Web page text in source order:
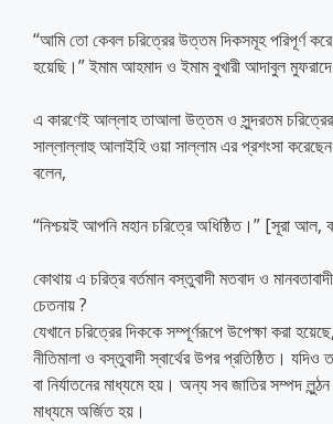
“আমি তো কেবল চরিত্রের উত্তম দিকসমূহ পরিপূর্ণ করে
হয়েছি।” ইমাম আহমাদ ও ইমাম বুখারী আদাবুল মুফরাদে
এ কারণেই আল্লাহ তাআলা উত্তম ও সুন্দরতম চরিত্রের
সাল্লাল্লাহু আলাইহি ওয়া সাল্লাম এর প্রশংসা
বলেন,
“নিশ্চয়ই আপনি মহান চরিত্রে অধিষ্ঠিত।” [সূরা আল,
কোথায় এ চরিত্র বর্তমান বস্তুবাদী মতবাদ ও
চেতনায় ?
যেখানে চরিত্রের দিককে সম্পূর্ণরূপে উপেক্ষা করা
নীতিমালা ও বস্তুবাদী স্বার্থের উপর প্রতিষ্ঠিত।
বা নির্যাতনের মাধ্যমে হয়। অন্য সব জাতির সম্পদ লুন্ঠন
মাধ্যমে অর্জিত হয়।